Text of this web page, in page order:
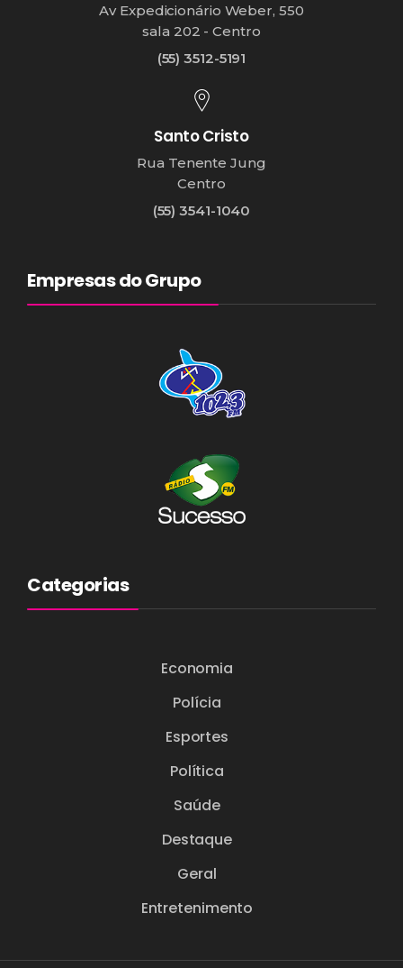
Av Expedicionário Weber, 550
sala 202 - Centro
(55) 3512-5191
Santo Cristo
Rua Tenente Jung
Centro
(55) 3541-1040
Empresas do Grupo
Categorias
Economia
Polícia
Esportes
Política
Saúde
Destaque
Geral
Entretenimento